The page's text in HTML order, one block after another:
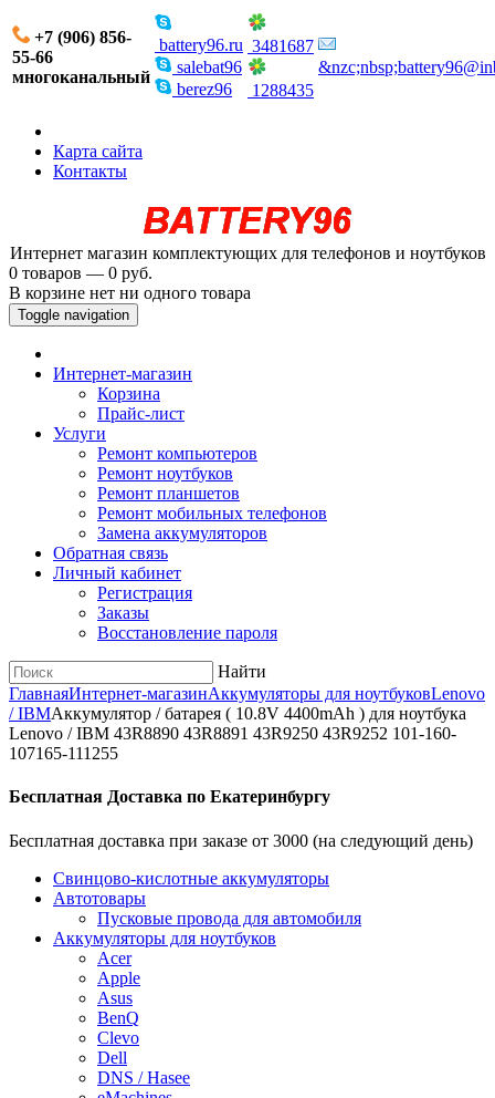
+7 (906) 856-
55-66
многоканальный
battery96.ru
salebat96
berez96
3481687
1288435
Карта сайта
Контакты
Интернет магазин комплектующих для телефонов и ноутбуков
0 товаров — 0 руб.
В корзине нет ни одного товара
Toggle navigation
Интернет-магазин
Корзина
Прайс-лист
Услуги
Ремонт компьютеров
Ремонт ноутбуков
Ремонт планшетов
Ремонт мобильных телефонов
Замена аккумуляторов
Обратная связь
Личный кабинет
Регистрация
Заказы
Восстановление пароля
Найти
ГлавнаяИнтернет-магазинАккумуляторы для ноутбуковLenovo
/ IBMАккумулятор / батарея ( 10.8V 4400mAh ) для ноутбука
Lenovo / IBM 43R8890 43R8891 43R9250 43R9252 101-160-
107165-111255
Бесплатная Доставка по Екатеринбургу
Бесплатная доставка при заказе от 3000 (на следующий день)
Cвинцово-кислотные аккумуляторы
Автотовары
Пусковые провода для автомобиля
Аккумуляторы для ноутбуков
Acer
Apple
Asus
BenQ
Clevo
Dell
DNS / Hasee